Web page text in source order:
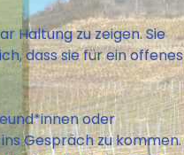
Haltung zu zeigen. Sie
dass sie für ein offenes
oder
Gespräch zu kommen.